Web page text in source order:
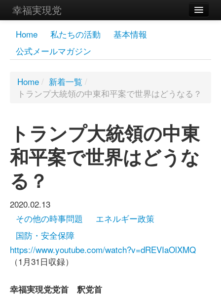
幸福実現党
メンバーズページ
党員
お問い合わせ
Home 私たちの活動
基本情報
公式メールマガジン
Home / 新着一覧 /
トランプ大統領の中東和平案で世界はどうなる？
トランプ大統領の中東
和平案で世界はどうな
る？
2020.02.13
その他の時事問題
エネルギー政策
国防・安全保障
https://www.youtube.com/watch?v=dREVIaOlXMQ
（1月31日収録）
幸福実現党党首 釈党首